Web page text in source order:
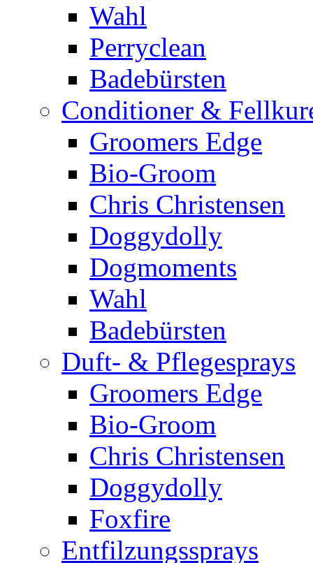
Wahl
Perryclean
Badebürsten
Conditioner &
Groomers Edge
Bio-Groom
Chris Christensen
Doggydolly
Dogmoments
Wahl
Badebürsten
Duft- & Pflegesprays
Groomers Edge
Bio-Groom
Chris Christensen
Doggydolly
Foxfire
Entfilzungssprays